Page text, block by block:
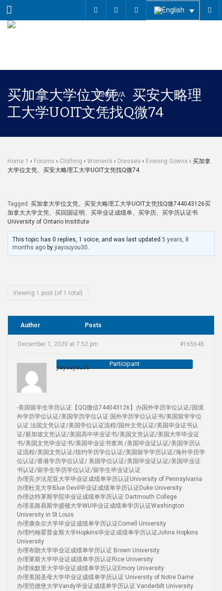
Menu
买加拿大学位文凭、买安大略理
工大学UOIT文凭找Q微74
Home 1 › Forums › Clothing › Women’s › Dresses › Evening Gowns › 买加拿
大学位文凭、买安大略理工大学UOIT文凭找Q微74
Tagged: 买加拿大学位文凭、买安大略理工大学UOIT文凭找Q微744043126买
加拿大大学文凭、买回国证明、买毕业证成绩单、买学历、买学历认证书
University of Ontario Insititute
This topic has 0 replies, 1 voice, and was last updated5 years, 8
months ago by jiayouyou30.
Viewing 1 post (of 1 total)
Author Posts
December 1, 2020 at 7:52 pm #165645
jiayouyou30 Participant
-美国留学生学历认证【QQ微信744043126】办国外学历学位认证/国境
外学历学位认证/美国学历学位认证 国外学历学位认证书/美国留学学位
认证 法国文凭认证/美国学位认证流程/国外文凭认证/美国毕业证书认
证/新加坡文凭认证/美国高中毕业证书/美国文凭认证/美国大学毕业证
书/美国文凭毕业证书/美国毕业证书查询 /美国毕业证认证/美国学历认
证流程/美国文凭认证/纽约学历学位认证/美国留学学历认证/海外学历学
位认证/香港学历学位认证/ 美国学位认证/美国毕业证认证/美国毕业证
书认证/留学生学历学位认证/留学生毕业证认证
办理宾夕法尼亚大学毕业证成绩单学历认证University of Pennsylvania
办理杜克大学Blue Devil毕业证成绩单学历认证Duke University
办理达特茅斯学院毕业证成绩单学历认证 Dartmouth College
办理圣路易斯华盛顿大学WU毕业证成绩单学历认证Washington
University in St Louis
办理康奈尔大学毕业证成绩单学历认证Cornell University
办理约翰霍普金斯大学Hopkins毕业证成绩单学历认证Johns Hopkins
University
办理布朗大学毕业证成绩单学历认证 Brown University
办理莱斯大学毕业证成绩单学历认证Rice University
办理埃默里大学毕业证成绩单学历认证Emory University
办理美国圣母大学毕业证成绩单学历认证 University of Notre Dame
办理范德堡大学Vandy毕业证成绩单学历认证 Vanderbilt University